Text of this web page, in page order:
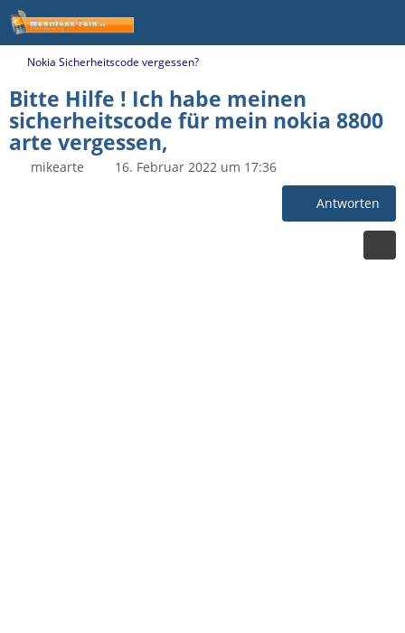
Nokia Sicherheitscode vergessen?
Bitte Hilfe ! Ich habe meinen
sicherheitscode für mein nokia 8800
arte vergessen,
mikearte 16. Februar 2022 um 17:36
Antworten